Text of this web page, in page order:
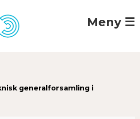
Meny ☰
generalforsamling i